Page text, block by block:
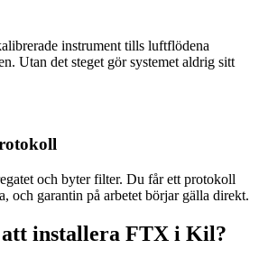
instrument tills luftflödena
Utan det steget gör systemet aldrig sitt
och byter filter. Du får ett protokoll
och garantin på arbetet börjar gälla direkt.
installera FTX i Kil?